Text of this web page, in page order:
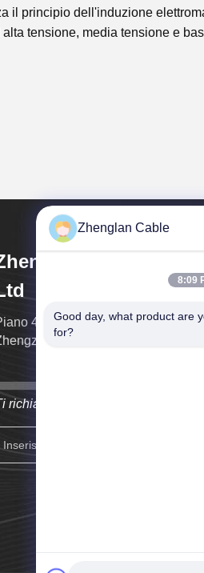
il principio dell'induzione
tensione, media tensione e
Cable
49, Torre Sud del Greenland
Est, Zhengzhou, Cina
richiameremo il prima possibile.
Zhenglan Cable
8:09
Good day, what product are
for?